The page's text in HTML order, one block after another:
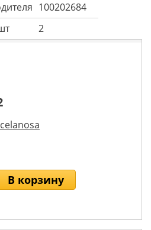
100202684
2
В корзину